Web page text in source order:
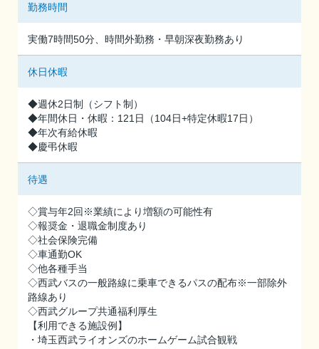
勤務時間
実働7時間50分、時間外勤務・早朝深夜勤務あり
休日休暇
◆週休2日制（シフト制）
◆年間休日・休暇：121日（104日+特定休暇17日）
◆年次有給休暇
◆慶弔休暇
待遇
◇賞与年2回※業績により増額の可能性有
◇報奨金・退職金制度あり
◇社会保険完備
◇車通勤OK
◇他各種手当
◇西武バスの一般路線に乗車できるパスの配布※一部除外
路線あり
◇西武グループ共通福利厚生
【利用できる施設例】
・埼玉西武ライオンズのホームゲーム試合観戦